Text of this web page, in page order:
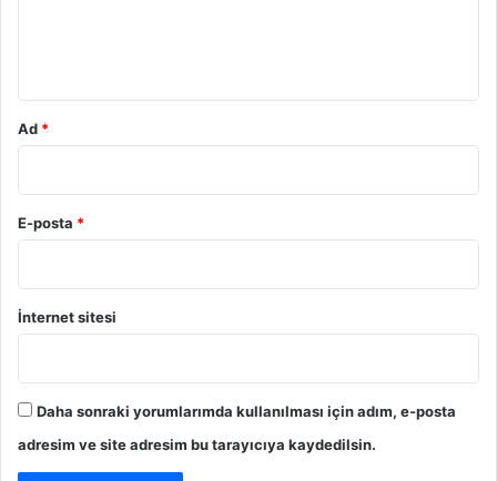
Ad *
E-posta *
İnternet sitesi
Daha sonraki yorumlarımda kullanılması için adım, e-posta
adresim ve site adresim bu tarayıcıya kaydedilsin.